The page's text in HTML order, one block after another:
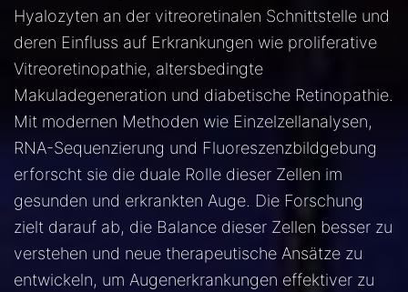
Hyalozyten an der vitreoretinalen Schnittstelle und
deren Einfluss auf Erkrankungen wie proliferative
Vitreoretinopathie, altersbedingte
Makuladegeneration und diabetische Retinopathie.
Mit modernen Methoden wie Einzelzellanalysen,
RNA-Sequenzierung und Fluoreszenzbildgebung
erforscht sie die duale Rolle dieser Zellen im
gesunden und erkrankten Auge. Die Forschung
zielt darauf ab, die Balance dieser Zellen besser zu
verstehen und neue therapeutische Ansätze zu
entwickeln, um Augenerkrankungen effektiver zu